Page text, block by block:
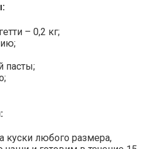
– 0,2 кг;
пасты;
куски любого размера,